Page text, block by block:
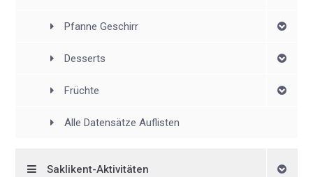
Pfanne Geschirr
Desserts
Früchte
Alle Datensätze Auflisten
Saklikent-Aktivitäten